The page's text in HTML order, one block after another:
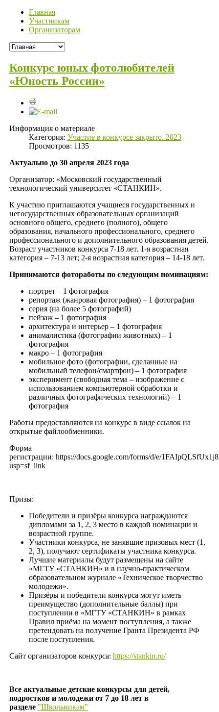
Главная
Участникам
Организаторам
Конкурс юных фотолюбителей
«Юность России»
Информация о материале
Категория: Участие в конкурсе закрыто. 2023
Просмотров: 1135
Актуально до 30 апреля 2023 года
Организатор: «Московский государственный
технологический университет «СТАНКИН».
К участию приглашаются учащиеся государственных и
негосударственных образовательных организаций
основного общего, среднего (полного), общего
образования, начального профессионального, среднего
профессионального и дополнительного образования детей.
Возраст участников конкурса 7-18 лет. 1-я возрастная
категория – 7-13 лет; 2-я возрастная категория – 14-18 лет.
Принимаются фотоработы по следующим номинациям:
портрет – 1 фотография
репортаж (жанровая фотография) – 1 фотография
серия (на более 5 фотографий)
пейзаж – 1 фотография
архитектура и интерьер – 1 фотография
анималистика (фотографии животных) – 1
фотография
макро – 1 фотография
мобильное фото (фотографии, сделанные на
мобильный телефон/смартфон) – 1 фотография
эксперимент (свободная тема – изображение с
использованием компьютерной обработки и
различных фотографических технологий) – 1
фотография
Работы предоставляются на конкурс в виде ссылок на
открытые файлообменники.
Форма
регистрации: https://docs.google.com/forms/d/e/
usp=sf_link
Призы:
Победители и призёры конкурса награждаются
дипломами за 1, 2, 3 место в каждой номинации и
возрастной группе.
Участники конкурса, не занявшие призовых мест (1,
2, 3), получают сертификаты участника конкурса.
Лучшие материалы будут размещены на сайте
«МГТУ «СТАНКИН» и в научно-практическом
образовательном журнале «Техническое творчество
молодежи».
Призёры и победители конкурса могут иметь
преимущество (дополнительные баллы) при
поступлении в «МГТУ «СТАНКИН» в рамках
Правил приёма на момент поступления, а также
претендовать на получение Гранта Президента РФ
после поступления.
Сайт организаторов конкурса: https://stankin.ru/
Все актуальные детские конкурсы для детей,
подростков и молодежи от 7 до 18 лет в
разделе "Школьникам"